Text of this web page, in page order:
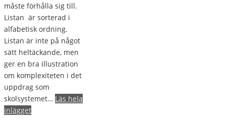
måste förhålla sig till.
Listan är sorterad i
alfabetisk ordning.
Listan är inte på något
sätt heltäckande, men
ger en bra illustration
om komplexiteten i det
uppdrag som
skolsystemet… Läs hela
inlägget